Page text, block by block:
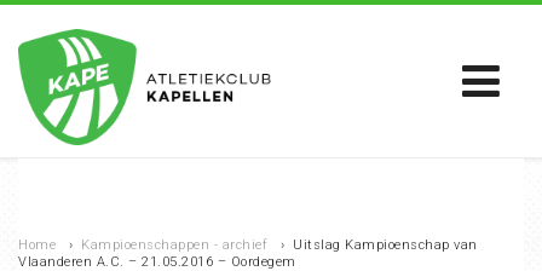
Home › Kampioenschappen - archief › Uitslag Kampioenschap van
Vlaanderen A.C. – 21.05.2016 – Oordegem